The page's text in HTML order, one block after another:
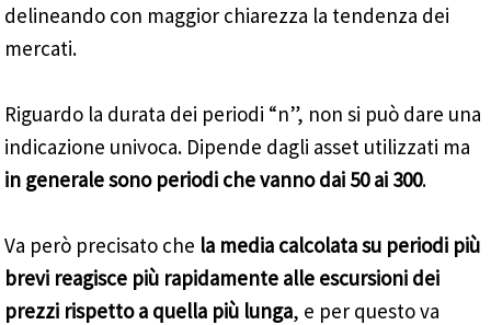
delineando con maggior chiarezza la tendenza dei
mercati.
Riguardo la durata dei periodi “n”, non si può dare una
indicazione univoca. Dipende dagli asset utilizzati ma
in generale sono periodi che vanno dai 50 ai 300.
Va però precisato che la media calcolata su periodi più
brevi reagisce più rapidamente alle escursioni dei
prezzi rispetto a quella più lunga, e per questo va